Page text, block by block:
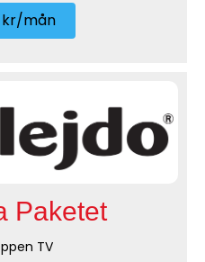
kr/mån
Paketet
TV